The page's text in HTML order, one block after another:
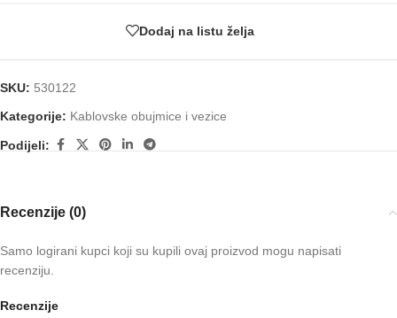
Dodaj na listu želja
SKU: 530122
Kategorije: Kablovske obujmice i vezice
Podijeli:
Recenzije (0)
Recenzije
Samo logirani kupci koji su kupili ovaj proizvod mogu napisati
recenziju.